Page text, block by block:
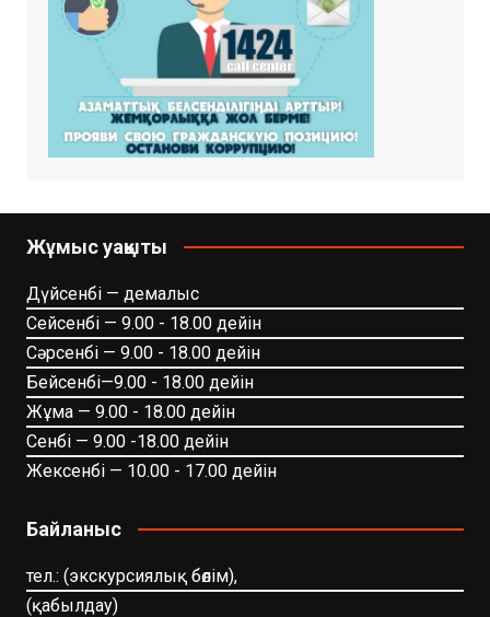
Жұмыс уақыты
Дүйсенбі — демалыс
Сейсенбі — 9.00 - 18.00 дейін
Сәрсенбі — 9.00 - 18.00 дейін
Бейсенбі—9.00 - 18.00 дейін
Жұма — 9.00 - 18.00 дейін
Сенбі — 9.00 -18.00 дейін
Жексенбі — 10.00 - 17.00 дейін
Байланыс
тел.: (экскурсиялық бөлім),
(қабылдау)